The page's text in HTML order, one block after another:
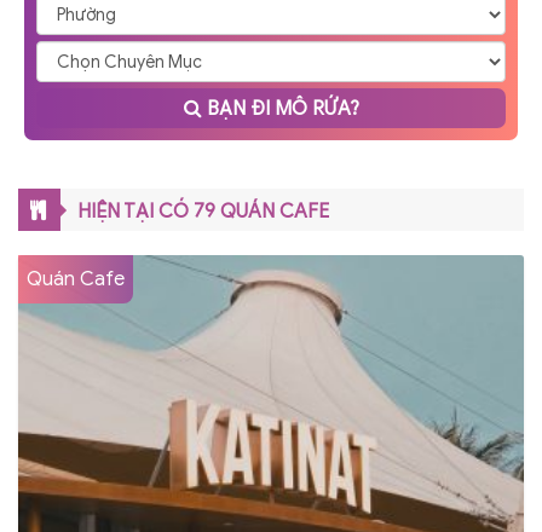
BẠN ĐI MÔ RỨA?
HIỆN TẠI CÓ 79 QUÁN CAFE
Quán Cafe